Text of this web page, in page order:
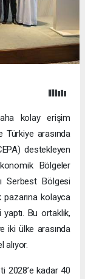
kolay erişim
Türkiye arasında
destekleyen
Bölgeler
Serbest Bölgesi
pazarına kolayca
Bu ortaklık,
iki ülke arasında
2028’e kadar 40